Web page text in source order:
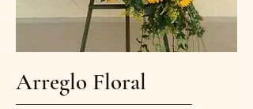
Arreglo Floral